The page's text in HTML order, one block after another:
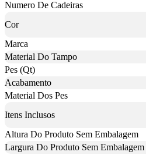
Numero De Cadeiras
Cor
Marca
Material Do Tampo
Pes (Qt)
Acabamento
Material Dos Pes
Itens Inclusos
Altura Do Produto Sem Embalagem
Largura Do Produto Sem Embalagem